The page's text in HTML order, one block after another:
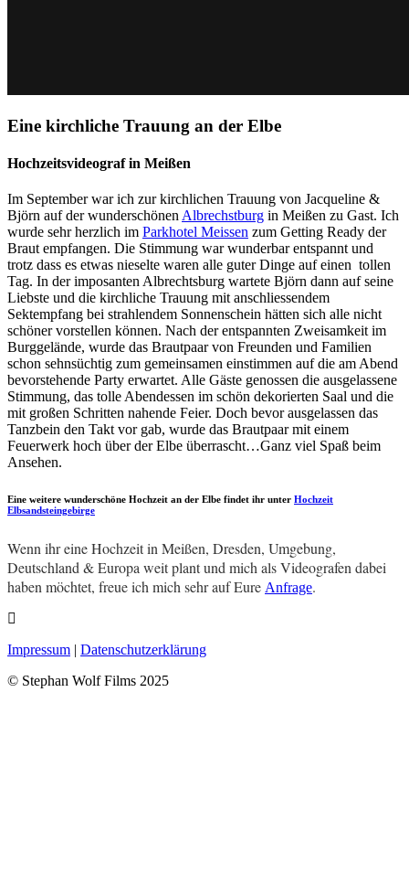
Eine kirchliche Trauung an der Elbe
Hochzeitsvideograf in Meißen
Im September war ich zur kirchlichen Trauung von Jacqueline &
Björn auf der wunderschönen Albrechstburg in Meißen zu Gast. Ich
wurde sehr herzlich im Parkhotel Meissen zum Getting Ready der
Braut empfangen. Die Stimmung war wunderbar entspannt und
trotz dass es etwas nieselte waren alle guter Dinge auf einen tollen
Tag. In der imposanten Albrechtsburg wartete Björn dann auf seine
Liebste und die kirchliche Trauung mit anschliessendem
Sektempfang bei strahlendem Sonnenschein hätten sich alle nicht
schöner vorstellen können. Nach der entspannten Zweisamkeit im
Burggelände, wurde das Brautpaar von Freunden und Familien
schon sehnsüchtig zum gemeinsamen einstimmen auf die am Abend
bevorstehende Party erwartet. Alle Gäste genossen die ausgelassene
Stimmung, das tolle Abendessen im schön dekorierten Saal und die
mit großen Schritten nahende Feier. Doch bevor ausgelassen das
Tanzbein den Takt vor gab, wurde das Brautpaar mit einem
Feuerwerk hoch über der Elbe überrascht…Ganz viel Spaß beim
Ansehen.
Eine weitere wunderschöne Hochzeit an der Elbe findet ihr unter Hochzeit
Elbsandsteingebirge
Wenn ihr eine Hochzeit in Meißen, Dresden, Umgebung,
Deutschland & Europa weit plant und mich als Videografen dabei
haben möchtet, freue ich mich sehr auf Eure Anfrage.
Impressum | Datenschutzerklärung
© Stephan Wolf Films 2025